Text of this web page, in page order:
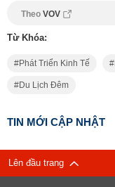
Theo VOV
Từ Khóa:
Phát Triển Kinh Tế
Du Lịch Đêm
TIN MỚI CẬP NHẬT
Lên đầu trang